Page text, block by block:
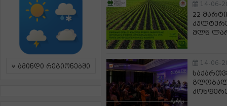
ამინდი რეგიონებში
14-06-
22
მლნ
14-06-